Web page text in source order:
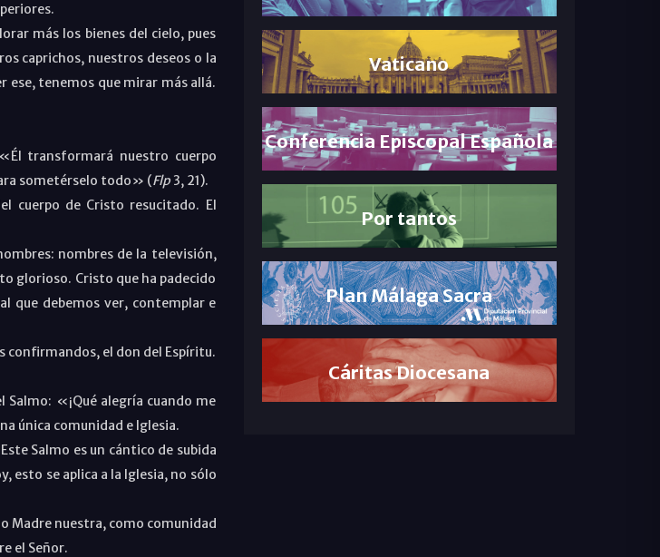
más los bienes del cielo, pues
caprichos, nuestros deseos o la
ese, tenemos que mirar más allá.
transformará nuestro cuerpo
sometérselo todo» (Flp3, 21).
cuerpo de Cristo resucitado. El
nombres de la televisión,
glorioso. Cristo que ha padecido
que debemos ver, contemplar e
confirmandos, el don del Espíritu.
«¡Qué alegría cuando me
única comunidad e Iglesia.
Salmo es un cántico de subida
esto se aplica a la Iglesia, no sólo
Madre nuestra, como comunidad
el Señor.
Vaticano
Conferencia Episcopal Española
Por tantos
Plan Málaga Sacra
Cáritas Diocesana